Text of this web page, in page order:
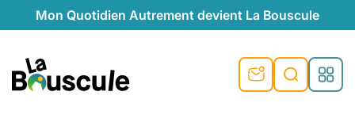
Mon Quotidien Autrement devient La Bouscule